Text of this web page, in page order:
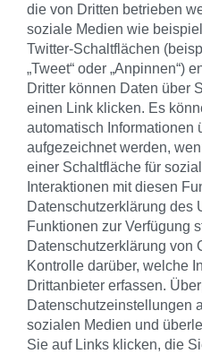
die von Dritten betrieben
soziale Medien wie
Twitter-Schaltflächen
„Tweet“ oder „Anpinnen“)
Dritter können Daten über
einen Link klicken. Es
automatisch Informationen
aufgezeichnet werden,
einer Schaltfläche für
Interaktionen mit diesen
Datenschutzerklärung des
Funktionen zur Verfügung
Datenschutzerklärung von
Kontrolle darüber, welche
Drittanbieter erfassen.
Datenschutzeinstellungen
sozialen Medien und
Sie auf Links klicken, die